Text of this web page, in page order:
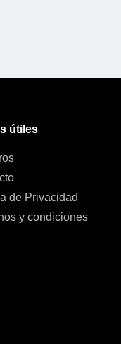
útiles
de Privacidad
y condiciones